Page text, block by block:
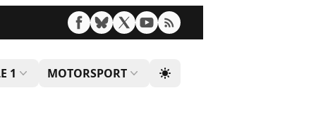
1 MOTORSPORT